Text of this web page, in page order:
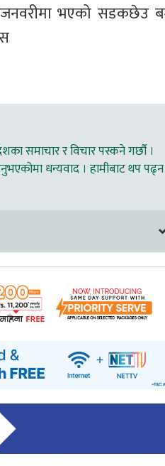
जनवरीमा भएको सडकछेउ
समाचार र विचार पस्कने गर्छौ ।
धन्यवाद । हामीबाट थप पढ्न